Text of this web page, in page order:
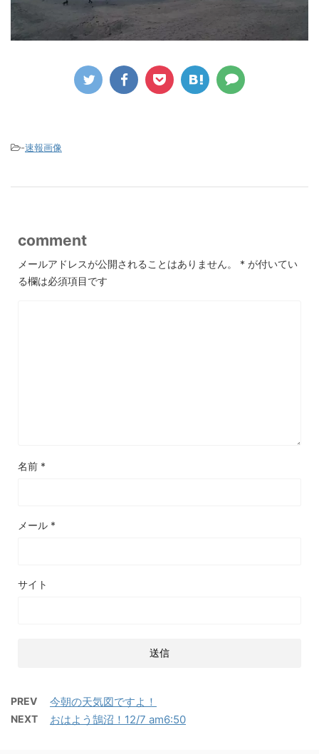
-速報画像
comment
メールアドレスが公開されることはありません。 * が付いてい
る欄は必須項目です
名前 *
メール *
サイト
PREV 今朝の天気図ですよ！
NEXT おはよう鵠沼！12/7 am6:50